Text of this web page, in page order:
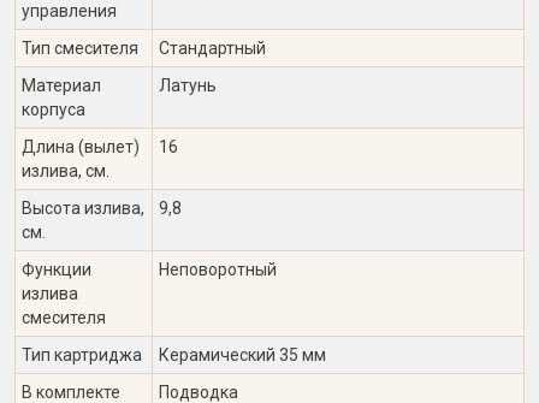
управления
Тип смесителя
Стандартный
Материал
корпуса
Латунь
Длина (вылет)
излива, см.
16
Высота излива,
см.
9,8
Функции
излива
смесителя
Неповоротный
Тип картриджа
Керамический 35 мм
В комплекте
Подводка